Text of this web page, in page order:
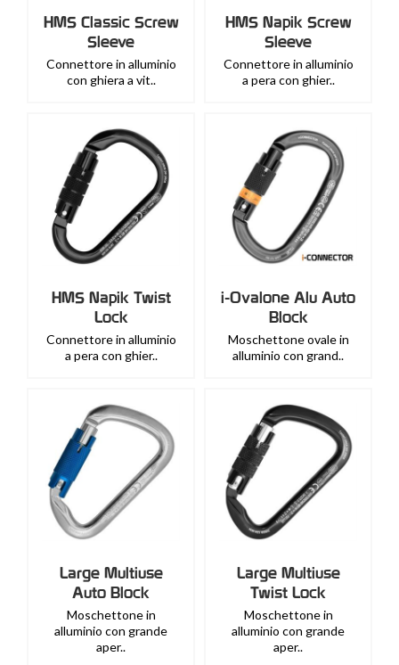
HMS Classic Screw
Sleeve
Connettore in alluminio
con ghiera a vit..
HMS Napik Screw
Sleeve
Connettore in alluminio
a pera con ghier..
HMS Napik Twist
Lock
Connettore in alluminio
a pera con ghier..
i-Ovalone Alu Auto
Block
Moschettone ovale in
alluminio con grand..
Large Multiuse
Auto Block
Moschettone in
alluminio con grande
aper..
Large Multiuse
Twist Lock
Moschettone in
alluminio con grande
aper..